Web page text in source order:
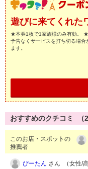
遊びに来てくれた
★本券1枚で1家族様のみ有効。
予告なくサービスを打ち切る場
ます。
おすすめのクチコミ （2
このお店・スポットの
推薦者
ぴーたん さん （女性/